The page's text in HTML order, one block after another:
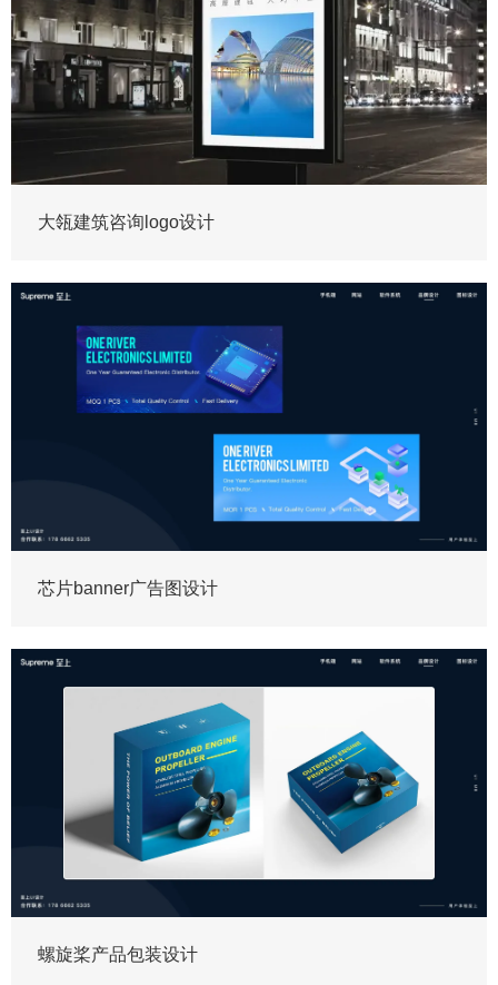
大瓴建筑咨询logo设计
芯片banner广告图设计
螺旋桨产品包装设计